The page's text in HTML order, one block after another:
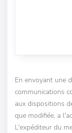
En envoyant une
communications
aux dispositions
que modifiée, a
L'expéditeur du